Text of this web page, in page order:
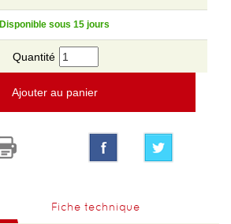
Disponible sous 15 jours
Quantité
Ajouter au panier
Fiche technique